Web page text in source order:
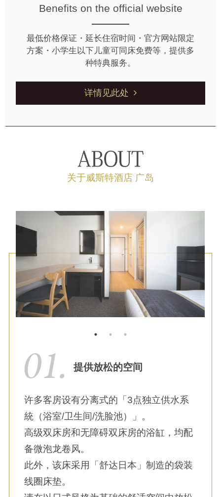
Benefits on the official website
最低价格保证・延长住宿时间・官方网站限定
方案・小学生以下儿童可同床免费等，提供多
种特典服务。
详情见此处
关于威斯特酒店 广岛
提供放松的空间
许多客房设有分离式的「3点独立供水系
統（浴室/卫生间/洗脸池）」。
高级双床房和无障碍双床房的浴缸，均配
备微泡龙卷风。
此外，该床采用「舒达日本」制造的袋装
线圈床垫。